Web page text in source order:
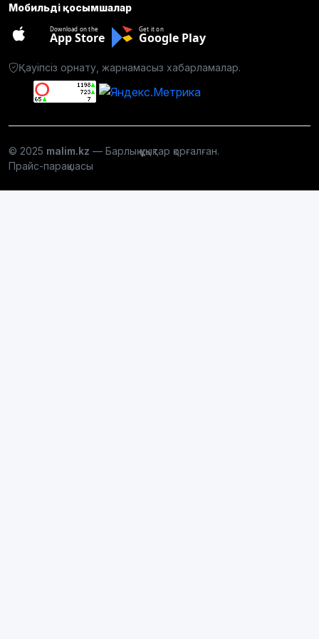
Мобильді қосымшалар
Download on the
App Store
Get it on
Google Play
Қауіпсіз орнату, жарнамасыз хабарламалар.
© 2025 malim.kz — Барлық құқықтар қорғалған.
Прайс-парақшасы